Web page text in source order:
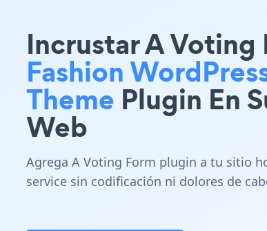
Incrustar A Voting
Fashion
Theme Plugin En
Web
Agrega A Voting Form plugin a tu sitio
service sin codificación ni dolores de